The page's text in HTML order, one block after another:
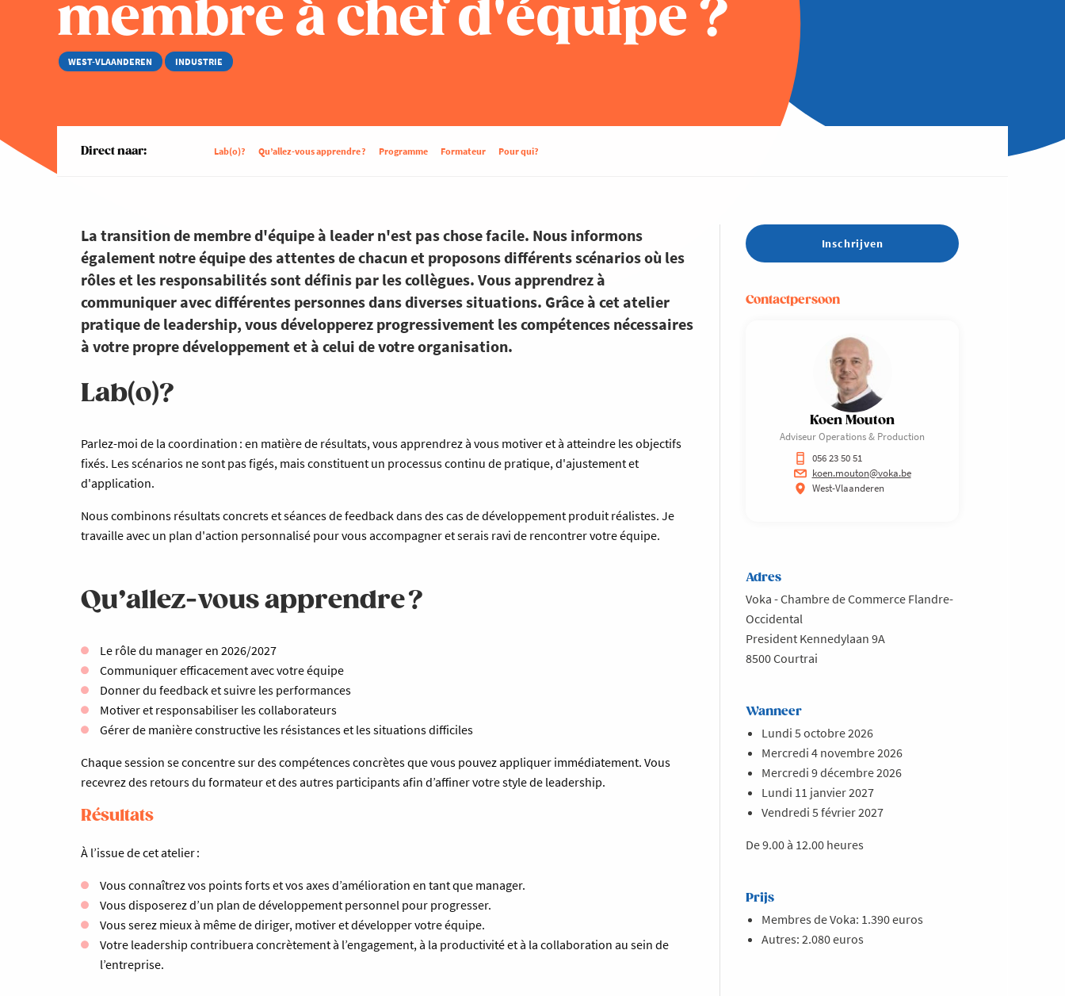
membre à chef d'équipe ?
WEST-VLAANDEREN INDUSTRIE
Direct naar: Lab(o)? Qu’allez-vous apprendre ? Programme Formateur Pour qui?
La transition de membre d'équipe à leader n'est pas chose facile. Nous informons
également notre équipe des attentes de chacun et proposons différents scénarios où les
rôles et les responsabilités sont définis par les collègues. Vous apprendrez à
communiquer avec différentes personnes dans diverses situations. Grâce à cet atelier
pratique de leadership, vous développerez progressivement les compétences nécessaires
à votre propre développement et à celui de votre organisation.
Lab(o)?
Parlez-moi de la coordination : en matière de résultats, vous apprendrez à vous motiver et à atteindre les objectifs
fixés. Les scénarios ne sont pas figés, mais constituent un processus continu de pratique, d'ajustement et
d'application.
Nous combinons résultats concrets et séances de feedback dans des cas de développement produit réalistes. Je
travaille avec un plan d'action personnalisé pour vous accompagner et serais ravi de rencontrer votre équipe.
Qu’allez-vous apprendre ?
Le rôle du manager en 2026/2027
Communiquer efficacement avec votre équipe
Donner du feedback et suivre les performances
Motiver et responsabiliser les collaborateurs
Gérer de manière constructive les résistances et les situations difficiles
Chaque session se concentre sur des compétences concrètes que vous pouvez appliquer immédiatement. Vous
recevrez des retours du formateur et des autres participants afin d’affiner votre style de leadership.
Résultats
À l’issue de cet atelier :
Vous connaîtrez vos points forts et vos axes d’amélioration en tant que manager.
Vous disposerez d’un plan de développement personnel pour progresser.
Vous serez mieux à même de diriger, motiver et développer votre équipe.
Votre leadership contribuera concrètement à l’engagement, à la productivité et à la collaboration au sein de
l’entreprise.
Inschrijven
Contactpersoon
Koen Mouton
Adviseur Operations & Production
056 23 50 51
koen.mouton@voka.be
West-Vlaanderen
Adres
Voka - Chambre de Commerce Flandre-
Occidental
President Kennedylaan 9A
8500 Courtrai
Wanneer
Lundi 5 octobre 2026
Mercredi 4 novembre 2026
Mercredi 9 décembre 2026
Lundi 11 janvier 2027
Vendredi 5 février 2027
De 9.00 à 12.00 heures
Prijs
Membres de Voka: 1.390 euros
Autres: 2.080 euros